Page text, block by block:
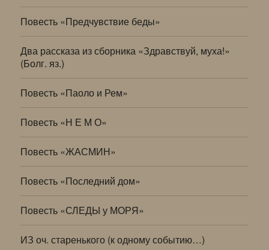
Повесть «Предчувствие беды»
Два рассказа из сборника «Здравствуй, муха!»
(Болг. яз.)
Повесть «Паоло и Рем»
Повесть «Н Е М О»
Повесть «ЖАСМИН»
Повесть «Последний дом»
Повесть «СЛЕДЫ у МОРЯ»
ИЗ оч. старенького (к одному событию…)